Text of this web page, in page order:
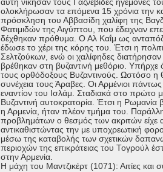
αυτή νίκησαν τους Γαζνεβίδες ηγεμόνες
ολοκλήρωσαν τα επόμενα 15 χρόνια την
πρόσκληση του Αββασίδη χαλίφη της
Φατιμιδών της Αιγύπτου, που έδειχναν
δέχθηκαν πρόθυμα. Ο Αλ Καΐμ ως
έδωσε το χέρι της κόρης του. Έτσι η
Σελτζούκων, ενώ οι χαλίφηδες
βρέθηκαν στη βυζαντινή μεθόριο.
τους ορθόδοξους Βυζαντινούς. Ωστόσο η
συνέχεια τους Άραβες. Οι Αρμένιοι
εναντίον του Ισλάμ. Σταδιακά στο πρώτο
Βυζαντινή αυτοκρατορία. Έτσι η
η Αρμενία, ήταν πλέον τμήμα του.
προβλημάτων ο θεσμός των ακριτών είχε
αντικαθιστώντας την με υποχρεωτική
μέσω της καταβολής των σχετικών
περιοχών της επικράτειας του Τογρούλ
στην Αρμενία.
Η μάχη του Μαντζικέρτ (1071): Αιτίες